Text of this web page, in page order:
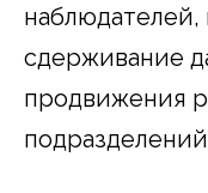
наблюдателей,
сдерживание
продвижения